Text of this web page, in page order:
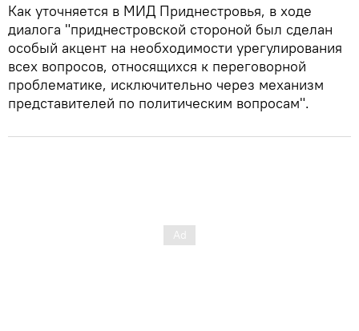
Как уточняется в МИД Приднестровья, в ходе
диалога "приднестровской стороной был сделан
особый акцент на необходимости урегулирования
всех вопросов, относящихся к переговорной
проблематике, исключительно через механизм
представителей по политическим вопросам".